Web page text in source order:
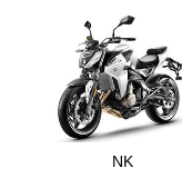
NK